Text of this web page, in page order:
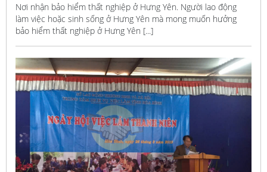
Nơi nhận bảo hiểm thất nghiệp ở Hưng Yên. Người lao động
làm việc hoặc sinh sống ở Hưng Yên mà mong muốn hưởng
bảo hiểm thất nghiệp ở Hưng Yên [...]